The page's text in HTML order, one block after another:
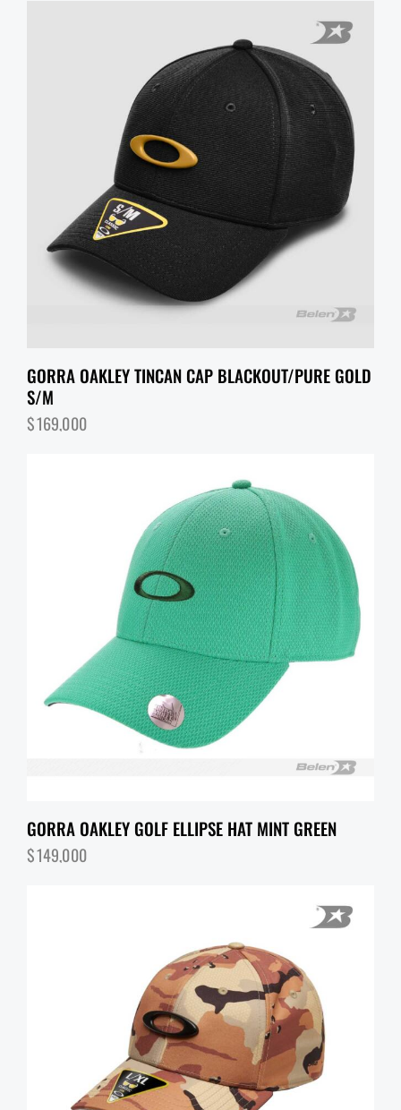
GORRA OAKLEY TINCAN CAP BLACKOUT/PURE GOLD
S/M
$169,000
GORRA OAKLEY GOLF ELLIPSE HAT MINT GREEN
$149,000